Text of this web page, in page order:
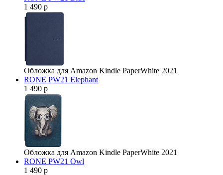
1 490 р
Обложка для Amazon Kindle PaperWhite 2021
RONE PW21 Elephant
1 490 р
Обложка для Amazon Kindle PaperWhite 2021
RONE PW21 Owl
1 490 р